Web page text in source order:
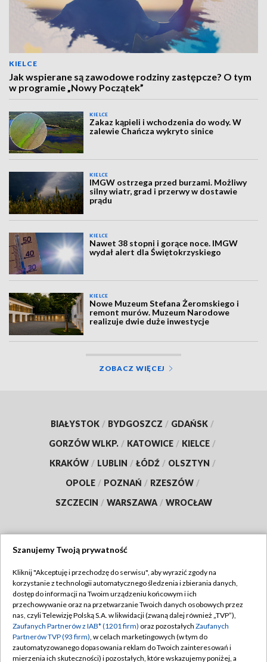
KIELCE
Jak wspierane są zawodowe rodziny zastępcze? O tym
w programie „Nowy Początek”
KIELCE
Zakaz kąpieli i wchodzenia do wody. W
zalewie Chańcza wykryto sinice
KIELCE
IMGW ostrzega przed burzami. Możliwy
silny wiatr, grad i przerwy w dostawie
prądu
KIELCE
Nawet 38 stopni i gorące noce. IMGW
wydał alert dla Świętokrzyskiego
KIELCE
Nowe Muzeum Stefana Żeromskiego i
remont murów. Muzeum Narodowe
realizuje dwie duże inwestycje
ZOBACZ WIĘCEJ
BIAŁYSTOK / BYDGOSZCZ / GDAŃSK /
GORZÓW WLKP. / KATOWICE / KIELCE /
KRAKÓW / LUBLIN / ŁÓDŹ / OLSZTYN /
OPOLE / POZNAŃ / RZESZÓW /
SZCZECIN / WARSZAWA / WROCŁAW
TVP
Abonament TVP
Emisja w TVP
Centrum informacji TVP
Regulamin TVP
Polityka prywatności
Moje zgody
Szanujemy Twoją prywatność
Kliknij "Akceptuję i przechodzę do serwisu", aby wyrazić zgody na
korzystanie z technologii automatycznego śledzenia i zbierania danych,
dostęp do informacji na Twoim urządzeniu końcowym i ich
przechowywanie oraz na przetwarzanie Twoich danych osobowych przez
nas, czyli Telewizję Polską S.A. w likwidacji (zwaną dalej również „TVP”),
Zaufanych Partnerów z IAB* (1201 firm) oraz pozostałych Zaufanych
Partnerów TVP (93 firm), w celach marketingowych (w tym do
zautomatyzowanego dopasowania reklam do Twoich zainteresowań i
mierzenia ich skuteczności) i pozostałych, które wskazujemy poniżej, a